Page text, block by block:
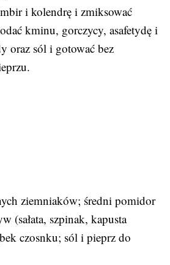
i kolendrę i zmiksować
kminu, gorczycy, asafetydę i
oraz sól i gotować bez
ziemniaków; średni pomidor
(sałata, szpinak, kapusta
czosnku; sól i pieprz do